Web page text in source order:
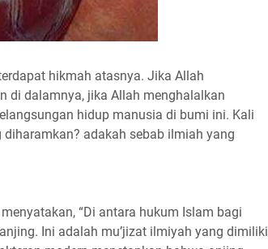
hikmah atasnya. Jika Allah
di dalamnya, jika Allah menghalalkan
hidup manusia di bumi ini. Kali
adakah sebab ilmiah yang
“Di antara hukum Islam bagi
Ini adalah mu’jizat ilmiyah yang dimiliki